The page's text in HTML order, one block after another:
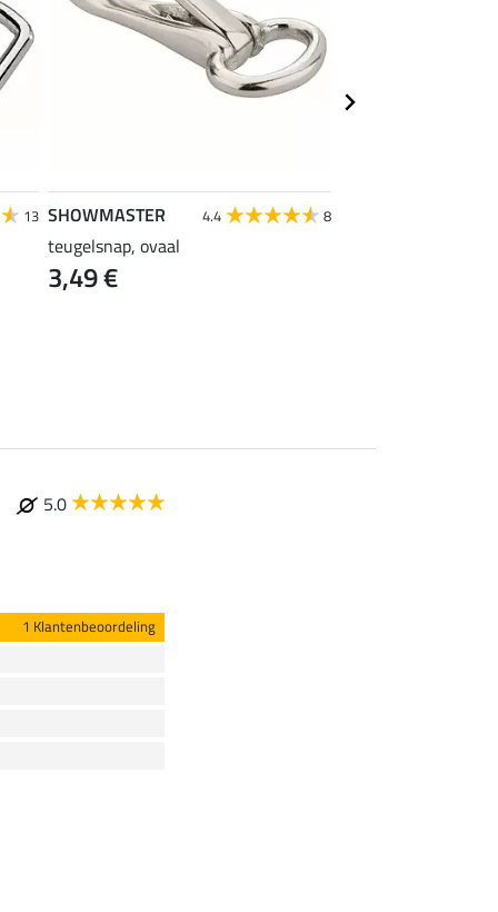
13 SHOWMASTER 4.4 8
teugelsnap, ovaal
3,49 €
5.0
1 Klantenbeoordeling